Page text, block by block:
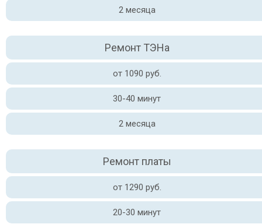
2 месяца
Ремонт ТЭНа
от 1090 руб.
30-40 минут
2 месяца
Ремонт платы
от 1290 руб.
20-30 минут